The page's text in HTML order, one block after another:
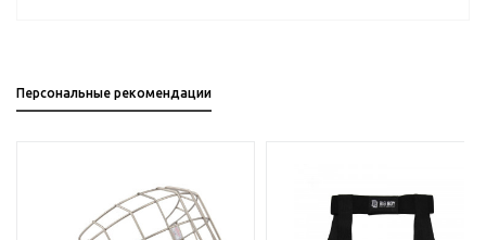
Персональные рекомендации